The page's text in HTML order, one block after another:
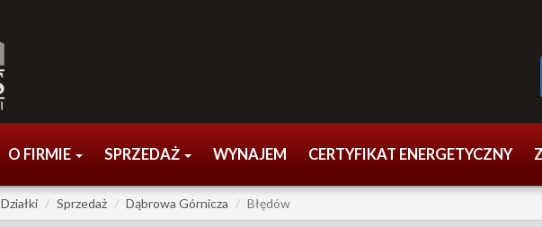
O FIRMIE SPRZEDAŻ WYNAJEM CERTYFIKAT ENERGETYCZNY
Działki Sprzedaż Dąbrowa Górnicza Błędów